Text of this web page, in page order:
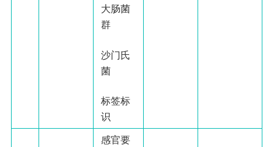
大肠菌
群
沙门氏
菌
标签标
识
感官要